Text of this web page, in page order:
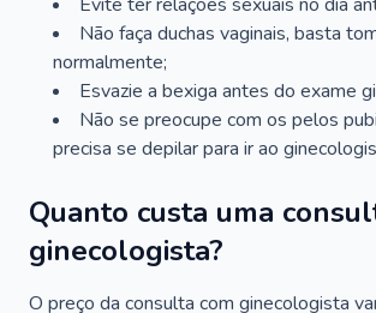
Não faça duchas vaginais, basta
normalmente;
Esvazie a bexiga antes do exame
Não se preocupe com os pelos
precisa se depilar para ir ao
Quanto custa uma
ginecologista?
O preço da consulta com ginecologista